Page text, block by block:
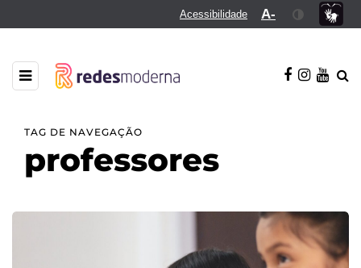
Acessibilidade A-
TAG DE NAVEGAÇÃO
professores